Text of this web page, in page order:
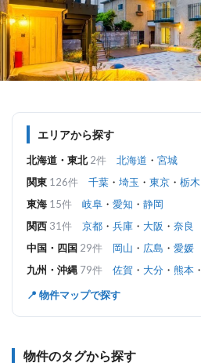
エリアから探す
北海道・東北 2件 北海道 ・ 宮城
関東 126件 千葉 ・ 埼玉 ・ 東京 ・ 栃木
東海 15件 岐阜 ・ 愛知 ・ 静岡
関西 31件 京都 ・ 兵庫 ・ 大阪 ・ 奈良
中国・四国 29件 岡山 ・ 広島 ・ 愛媛
九州・沖縄 79件 佐賀 ・ 大分 ・ 熊本 ・
📍 物件マップで探す
物件のタグから探す